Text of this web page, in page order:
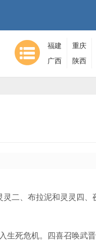
福建 重庆
广西
陕西
二、布拉泥和灵灵四、
生死危机。四喜召唤武